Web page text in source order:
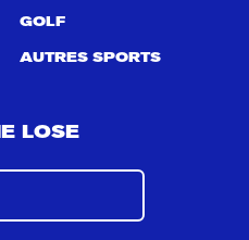
GOLF
AUTRES SPORTS
LOSE